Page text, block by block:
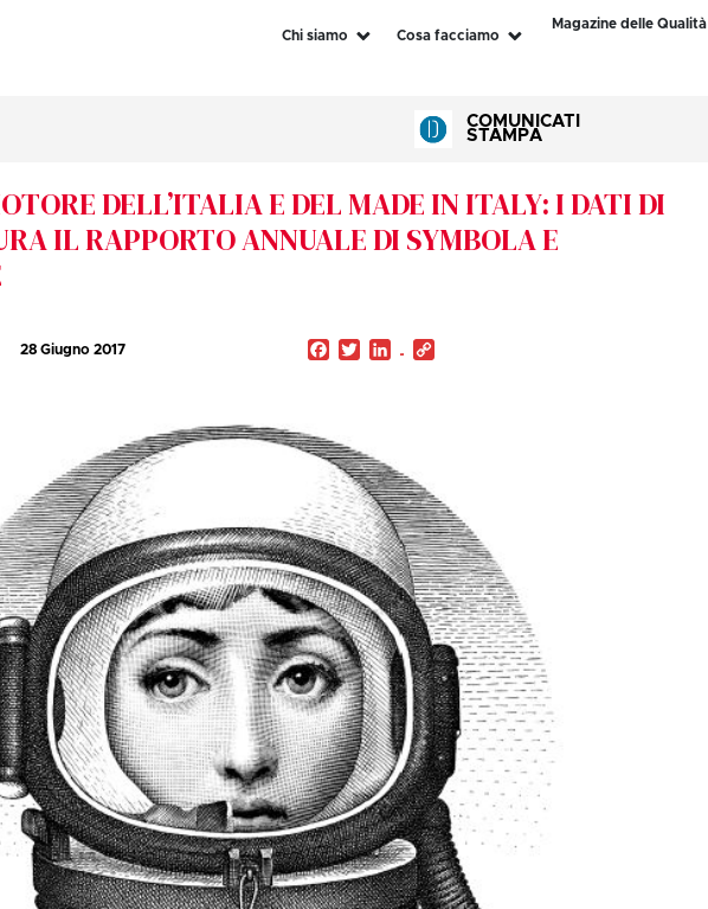
Chi siamo Cosa facciamo
Magazine delle Qualità
COMUNICATI
STAMPA
DELL’ITALIA E DEL MADE IN ITALY: I DATI DI
IL RAPPORTO ANNUALE DI SYMBOLA E
28 Giugno 2017 Facebook
TwitterLinkedIn